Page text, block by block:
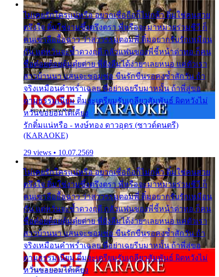
ไม่เคยรักใครแน่หรือ อยากเชื่อถือก็ไม่กล้า ติ๋มใช่คนสวย
ตรึงใจ ติ๋มใช่งามซึ้งตรึงตรา พี่หรือจะมาหมายร่วมชีวี ก็
คนเขาลืออื้อฉาว ว่าสาวๆรุมตอมพี่ ติ๋มอยากรับรักเหมือน
กัน แต่หวั่นจะช้ำดวงฤดี กลัวแฟนของพี่ชี้หน้าด่าทอ ก็คน
ชื่อต๋อยต้อยตุ้มตุ๋ยต่าย พี่ยังลืมได้ง่ายๆเลยหนอ แค่ตัวเรา
สาวบ้านนา แสนจะซอมซ่อ ขืนรักขืนรอคงช้ำสักวัน ถ้า
จริงเหมือนคำพร่ำเฉลย พี่อย่าเฉยรีบมาหมั้น ถ้าพี่สู่ขอ
ตามธรรมเนียม ติ๋มจะเตรียมรับเกลียวสัมพันธ์ ผิดหวังไม่
หวั่นขอยอมได้เคียง
รักติ๋มแน่หรือ - หงษ์ทอง ดาวอุดร (ซาวด์ดนตรี)
(KARAOKE)
29 views • 10.07.2569
ไม่เคยรักใครแน่หรือ อยากเชื่อถือก็ไม่กล้า ติ๋มใช่คนสวย
ตรึงใจ ติ๋มใช่งามซึ้งตรึงตรา พี่หรือจะมาหมายร่วมชีวี ก็
คนเขาลืออื้อฉาว ว่าสาวๆรุมตอมพี่ ติ๋มอยากรับรักเหมือน
กัน แต่หวั่นจะช้ำดวงฤดี กลัวแฟนของพี่ชี้หน้าด่าทอ ก็คน
ชื่อต๋อยต้อยตุ้มตุ๋ยต่าย พี่ยังลืมได้ง่ายๆเลยหนอ แค่ตัวเรา
สาวบ้านนา แสนจะซอมซ่อ ขืนรักขืนรอคงช้ำสักวัน ถ้า
จริงเหมือนคำพร่ำเฉลย พี่อย่าเฉยรีบมาหมั้น ถ้าพี่สู่ขอ
ตามธรรมเนียม ติ๋มจะเตรียมรับเกลียวสัมพันธ์ ผิดหวังไม่
หวั่นขอยอมได้เคียง